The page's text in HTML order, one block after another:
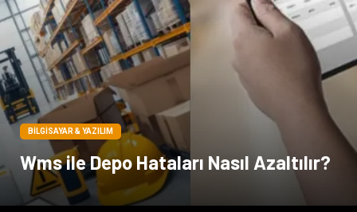
BILGISAYAR & YAZILIM
Wms ile Depo Hataları Nasıl Azaltılır?